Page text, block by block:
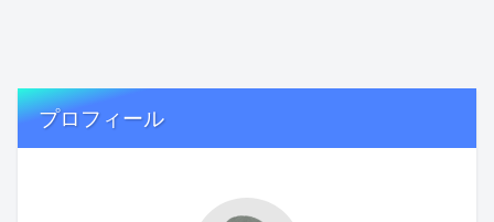
プロフィール